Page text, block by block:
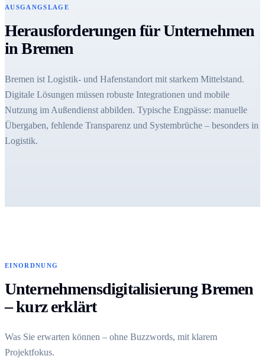
AUSGANGSLAGE
Herausforderungen für Unternehmen
in Bremen
Bremen ist Logistik- und Hafenstandort mit starkem Mittelstand.
Digitale Lösungen müssen robuste Integrationen und mobile
Nutzung im Außendienst abbilden. Typische Engpässe: manuelle
Übergaben, fehlende Transparenz und Systembrüche – besonders in
Logistik.
EINORDNUNG
Unternehmensdigitalisierung Bremen
– kurz erklärt
Was Sie erwarten können – ohne Buzzwords, mit klarem
Projektfokus.